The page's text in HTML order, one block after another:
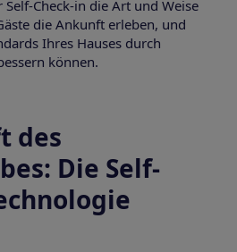
Self-Check-in die Art und Weise
die Ankunft erleben, und
Ihres Hauses durch
können.
des
Die Self-